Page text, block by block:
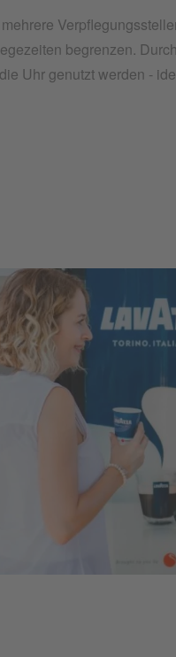
begrenzen.
Uhr genutzt werden -